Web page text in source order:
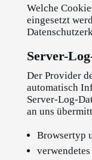
Welche
eingesetzt
Server-
Der Provider
automatisch
Server-Log-
an uns
Browsertyp